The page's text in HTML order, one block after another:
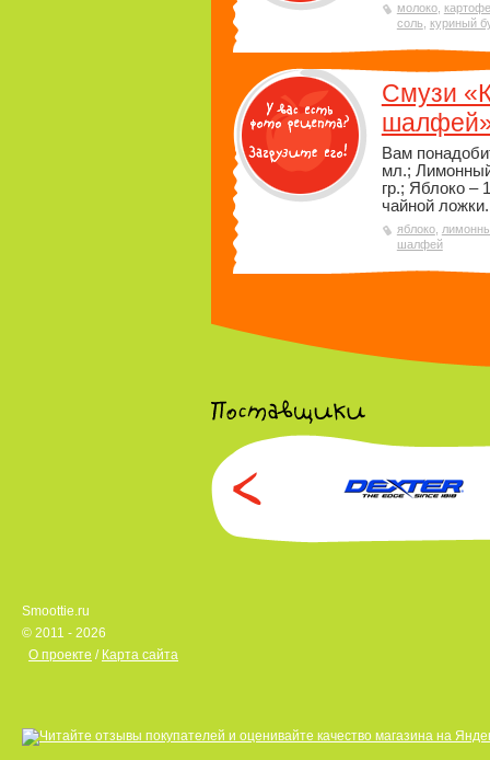
молоко,
соль
куриный
Смузи
Вам
мл.;
гр.; Яблоко –
чайной
яблоко,
шалфей
Smoottie.ru
© 2011 - 2026
О проекте / Карта сайта